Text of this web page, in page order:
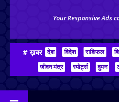
Your Responsive Ads
# ख़बर देश विदेश राशिफल
जीवन मंत्र
स्पोर्ट्स वुमन